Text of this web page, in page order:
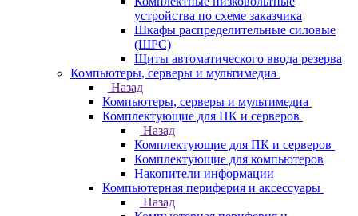
устройства по схеме заказчика
Шкафы распределительные силовые
(ШРС)
Щиты автоматического ввода резерва
Компьютеры, серверы и мультимедиа
Назад
Компьютеры, серверы и мультимедиа
Комплектующие для ПК и серверов
Назад
Комплектующие для ПК и серверов
Комплектующие для компьютеров
Накопители информации
Компьютерная периферия и аксессуары
Назад